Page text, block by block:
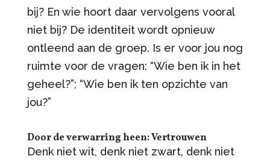
bij? En wie hoort daar vervolgens vooral
niet bij? De identiteit wordt opnieuw
ontleend aan de groep. Is er voor jou nog
ruimte voor de vragen: “Wie ben ik in het
geheel?”; “Wie ben ik ten opzichte van
jou?”
Door de verwarring heen: Vertrouwen
Denk niet wit, denk niet zwart, denk niet